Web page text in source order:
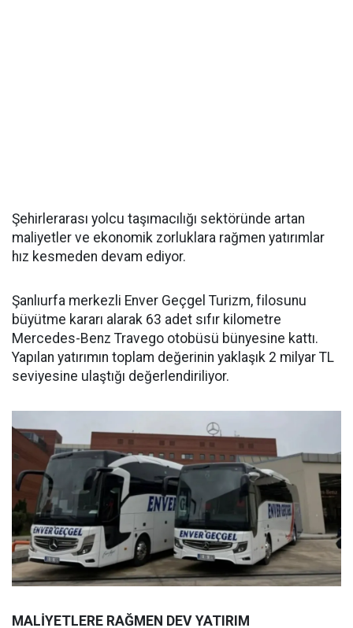
Şehirlerarası yolcu taşımacılığı sektöründe artan
maliyetler ve ekonomik zorluklara rağmen yatırımlar
hız kesmeden devam ediyor.
Şanlıurfa merkezli Enver Geçgel Turizm, filosunu
büyütme kararı alarak 63 adet sıfır kilometre
Mercedes-Benz Travego otobüsü bünyesine kattı.
Yapılan yatırımın toplam değerinin yaklaşık 2 milyar TL
seviyesine ulaştığı değerlendiriliyor.
MALİYETLERE RAĞMEN DEV YATIRIM